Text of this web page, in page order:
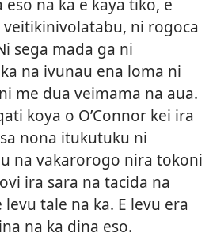
na ka e kaya tiko, e
ni rogoca
sega mada ga ni
na ivunau ena loma ni
me dua veimama na aua.
koya o O’Connor kei ira
nona itukutuku ni
na vakarorogo nira tokoni
ira sara na tacida na
tale na ka. E levu era
na ka dina eso.